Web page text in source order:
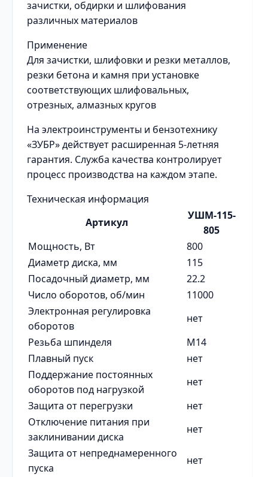
зачистки, обдирки и шлифования
различных материалов
Применение
Для зачистки, шлифовки и резки металлов,
резки бетона и камня при установке
соответствующих шлифовальных,
отрезных, алмазных кругов
На электроинструменты и бензотехнику
«ЗУБР» действует расширенная 5-летняя
гарантия. Служба качества контролирует
процесс производства на каждом этапе.
Техническая информация
Артикул
УШМ-115-
805
Мощность, Вт
800
Диаметр диска, мм
115
Посадочный диаметр, мм
22.2
Число оборотов, об/мин
11000
Электронная регулировка
оборотов
нет
Резьба шпинделя
М14
Плавный пуск
нет
Поддержание постоянных
оборотов под нагрузкой
нет
Защита от перегрузки
нет
Отключение питания при
заклинивании диска
нет
Защита от непреднамеренного
пуска
нет